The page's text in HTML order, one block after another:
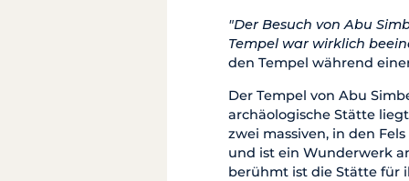
"Der Besuch von Abu
Tempel war wirklich
den Tempel während
Der Tempel von Abu
archäologische Stätte
zwei massiven, in den
und ist ein Wunderwerk
berühmt ist die Stätte für